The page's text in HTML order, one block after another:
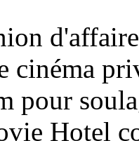
cinéma
pour
Hotel